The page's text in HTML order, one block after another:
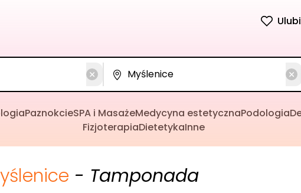
PaznokcieSPA i MasażeMedycyna estetycznaPodologia
FizjoterapiaDietetykaInne
- Tamponada